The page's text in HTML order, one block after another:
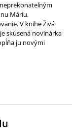
Máriu,
V knihe Živá
skúsená novinárka
ju novými